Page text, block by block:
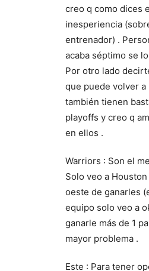
creo q como dices
inesperiencia
entrenador) .
acaba séptimo se
Por otro lado
que puede volver
también tienen
playoffs y creo q
en ellos .
Warriors : Son el
Solo veo a
oeste de ganarles
equipo solo veo a
ganarle más de 1
mayor problema .
Este : Para tener